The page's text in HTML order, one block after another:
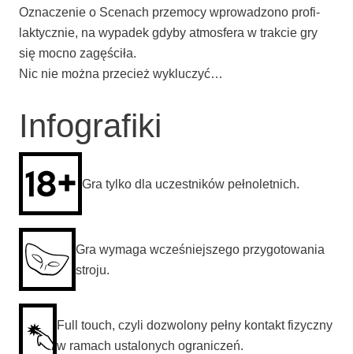
Ozna­cze­nie o Sce­nach prze­mo­cy wpro­wa­dzo­no pro­fi­
lak­tycz­nie, na wypa­dek gdy­by at­mos­fe­ra w trak­cie gry
się moc­no zagęściła.
Nic nie moż­na prze­cież wykluczyć…
Infografiki
Gra tyl­ko dla uczest­ni­ków pełnoletnich.
Gra wyma­ga wcze­śniej­sze­go przy­go­to­wa­nia
stroju.
Full touch, czy­li dozwo­lo­ny peł­ny kon­takt fizycz­ny
w ramach usta­lo­nych ograniczeń.